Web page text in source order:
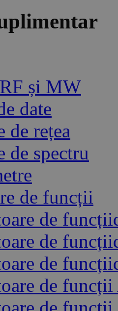
și MW
date
de rețea
de spectru
de funcții
de
de
de
de